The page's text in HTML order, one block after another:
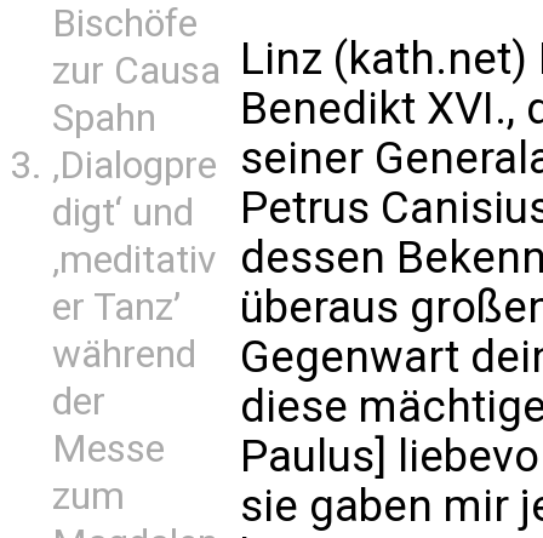
Bischöfe
zur Causa
Spahn
‚Dialogpre
digt‘ und
‚meditativ
er Tanz’
während
der
Messe
zum
Linz (kath.net)
Benedikt XVI.,
seiner
Petrus
dessen
überaus
Gegenwart
diese
Paulus]
sie gaben mir